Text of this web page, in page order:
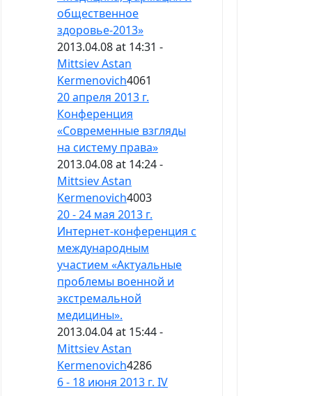
общественное
здоровье-2013»
2013.04.08 at 14:31 -
Mittsiev Astan
Kermenovich4061
20 апреля 2013 г.
Конференция
«Современные взгляды
на систему права»
2013.04.08 at 14:24 -
Mittsiev Astan
Kermenovich4003
20 - 24 мая 2013 г.
Интернет-конференция с
международным
участием «Актуальные
проблемы военной и
экстремальной
медицины».
2013.04.04 at 15:44 -
Mittsiev Astan
Kermenovich4286
6 - 18 июня 2013 г. IV